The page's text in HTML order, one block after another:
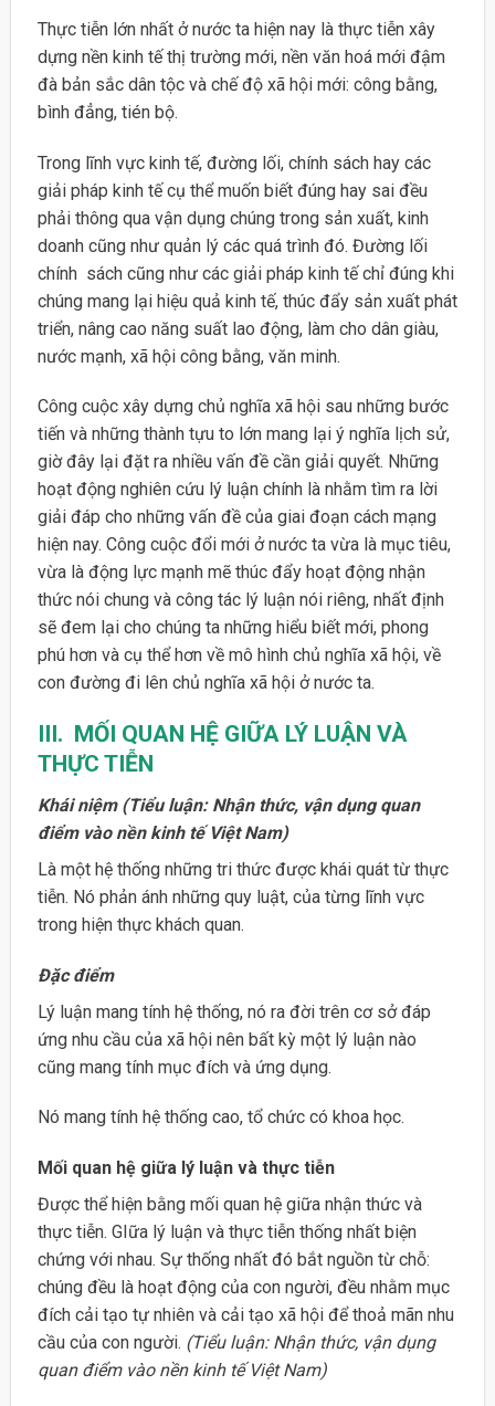
Thực tiễn lớn nhất ở nước ta hiện nay là thực tiễn xây
dựng nền kinh tế thị trường mới, nền văn hoá mới đậm
đà bản sắc dân tộc và chế độ xã hội mới: công bằng,
bình đẳng, tién bộ.
Trong lĩnh vực kinh tế, đường lối, chính sách hay các
giải pháp kinh tế cụ thể muốn biết đúng hay sai đều
phải thông qua vận dụng chúng trong sản xuất, kinh
doanh cũng như quản lý các quá trình đó. Đường lối
chính sách cũng như các giải pháp kinh tế chỉ đúng khi
chúng mang lại hiệu quả kinh tế, thúc đẩy sản xuất phát
triển, nâng cao năng suất lao động, làm cho dân giàu,
nước mạnh, xã hội công bằng, văn minh.
Công cuộc xây dựng chủ nghĩa xã hội sau những bước
tiến và những thành tựu to lớn mang lại ý nghĩa lịch sử,
giờ đây lại đặt ra nhiều vấn đề cần giải quyết. Những
hoạt động nghiên cứu lý luận chính là nhằm tìm ra lời
giải đáp cho những vấn đề của giai đoạn cách mạng
hiện nay. Công cuộc đổi mới ở nước ta vừa là mục tiêu,
vừa là động lực mạnh mẽ thúc đẩy hoạt động nhận
thức nói chung và công tác lý luận nói riêng, nhất định
sẽ đem lại cho chúng ta những hiểu biết mới, phong
phú hơn và cụ thể hơn về mô hình chủ nghĩa xã hội, về
con đường đi lên chủ nghĩa xã hội ở nước ta.
III. MỐI QUAN HỆ GIỮA LÝ LUẬN VÀ
THỰC TIỄN
Khái niệm (Tiểu luận: Nhận thức, vận dụng quan
điểm vào nền kinh tế Việt Nam)
Là một hệ thống những tri thức được khái quát từ thực
tiễn. Nó phản ánh những quy luật, của từng lĩnh vực
trong hiện thực khách quan.
Đặc điểm
Lý luận mang tính hệ thống, nó ra đời trên cơ sở đáp
ứng nhu cầu của xã hội nên bất kỳ một lý luận nào
cũng mang tính mục đích và ứng dụng.
Nó mang tính hệ thống cao, tổ chức có khoa học.
Mối quan hệ giữa lý luận và thực tiễn
Được thể hiện bằng mối quan hệ giữa nhận thức và
thực tiễn. GIữa lý luận và thực tiễn thống nhất biện
chứng với nhau. Sự thống nhất đó bắt nguồn từ chỗ:
chúng đều là hoạt động của con người, đều nhằm mục
đích cải tạo tự nhiên và cải tạo xã hội để thoả mãn nhu
cầu của con người. (Tiểu luận: Nhận thức, vận dụng
quan điểm vào nền kinh tế Việt Nam)